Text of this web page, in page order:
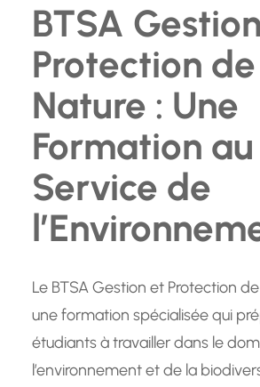
BTSA
Protection
Nature : Une
Formation au
Service de
Le BTSA Gestion et Protection
une formation spécialisée qui
étudiants à travailler dans le
l’environnement et de la